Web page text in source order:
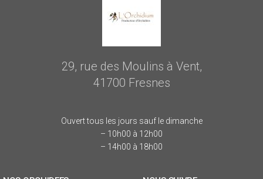
29, rue des Moulins à Vent,
41700 Fresnes
Ouvert tous les jours sauf le dimanche
– 10h00 à 12h00
– 14h00 à 18h00